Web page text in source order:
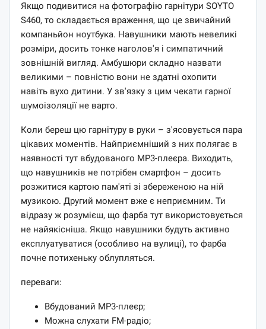
Якщо подивитися на фотографію гарнітури SOYTO
S460, то складається враження, що це звичайний
компаньйон ноутбука. Навушники мають невеликі
розміри, досить тонке наголов'я і симпатичний
зовнішній вигляд. Амбушюри складно назвати
великими – повністю вони не здатні охопити
навіть вухо дитини. У зв'язку з цим чекати гарної
шумоізоляції не варто.
Коли береш цю гарнітуру в руки – з'ясовується пара
цікавих моментів. Найприємніший з них полягає в
наявності тут вбудованого MP3-плеєра. Виходить,
що навушників не потрібен смартфон – досить
розжитися картою пам'яті зі збереженою на ній
музикою. Другий момент вже є неприємним. Ти
відразу ж розумієш, що фарба тут використовується
не найякісніша. Якщо навушники будуть активно
експлуатуватися (особливо на вулиці), то фарба
почне потихеньку облупляться.
переваги:
Вбудований MP3-плеєр;
Можна слухати FM-радіо;